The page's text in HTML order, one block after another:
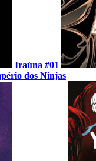
Iraúna #01
dos Ninjas